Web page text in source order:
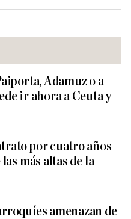
Adamuz o a
ir ahora a Ceuta y
por cuatro años
más altas de la
amenazan de